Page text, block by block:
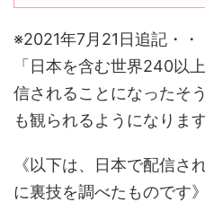
※2021年7月21日追記・・
「日本を含む世界240以
信されることになったそ
も観られるようになります
《以下は、日本で配信さ
に裏技を調べたものです》